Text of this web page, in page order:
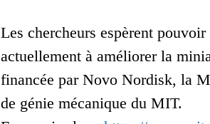
Les chercheurs espèrent
actuellement à améliorer la
financée par Novo Nordisk, la
de génie mécanique du MIT.